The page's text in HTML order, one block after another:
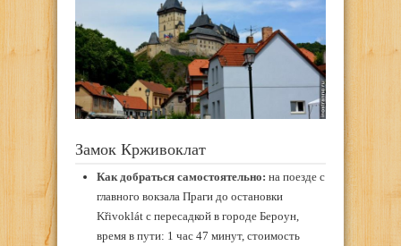
Замок Крживоклат
Как добраться самостоятельно: на поезде с
главного вокзала Праги до остановки
Křivoklát с пересадкой в городе Бероун,
время в пути: 1 час 47 минут, стоимость